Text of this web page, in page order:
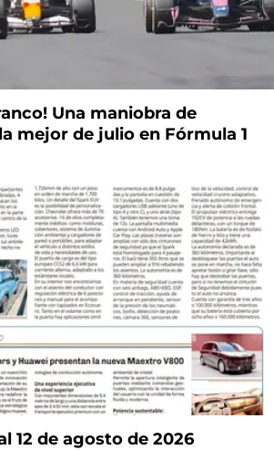
Una maniobra de
mejor de julio en Fórmula 1
12 de agosto de 2026